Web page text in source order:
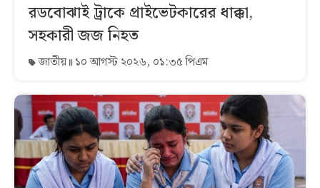
রডবোঝাই ট্রাকে প্রাইভেটকারের ধাক্কা,
সহকারী জজ নিহত
জাতীয় ১০ আগস্ট ২০২৬, ০১:৩৫ পিএম